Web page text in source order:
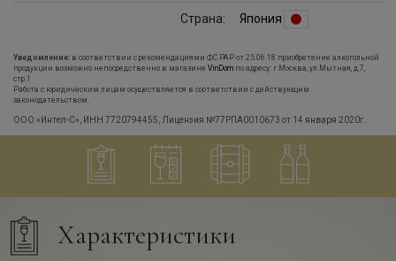
Страна: Япония
Уведомление: в соответствии с рекомендациями ФС РАР от 25.06.18 приобретение алкогольной
продукции возможно непосредственно в магазине VinDom по адресу: г.Москва, ул.Мытная, д.7,
стр.1
Работа с юридическим лицам осуществляется в соответствии с действующим
законодательством.
ООО «Интел-С», ИНН 7720794455, Лицензия №77РПА0010673 от 14 января 2020г.
Характеристики